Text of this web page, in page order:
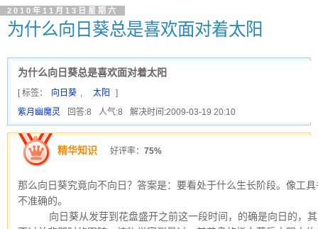
2010年11月13日星期六
为什么向日葵总是喜欢面对着太阳
为什么向日葵总是喜欢面对着太阳
[ 标签： 向日葵 太阳
]
紫月幽魔灵
回答:8 人气:8 解决时间:2009-03-19 20:10
精华知识 好评率： 75%
那么向日葵究竟向不向日？答案是：要看处于什么生长阶段。像工
不准确的。
　　向日葵从发芽到花盘盛开之前这一段时间，的确是向日的，